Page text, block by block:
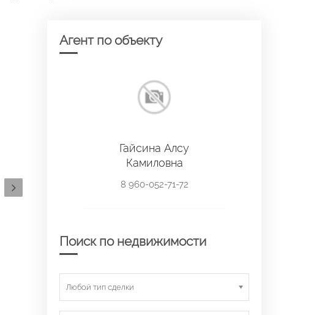
Агент по объекту
Гайсина Алсу
Камиловна
8 960-052-71-72
Поиск по недвижимости
Любой тип сделки